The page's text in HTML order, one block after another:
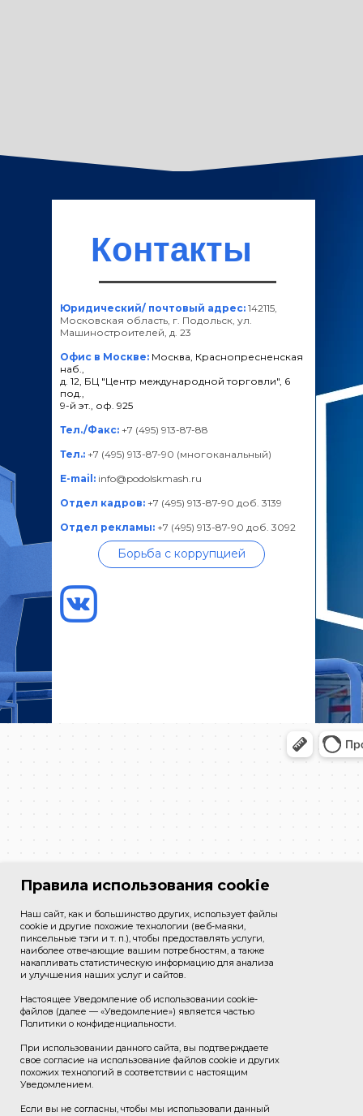
Контакты
Юридический/ почтовый адрес: 142115,
Московская область, г. Подольск, ул.
Машиностроителей, д. 23
Офис в Москве: Москва, Краснопресненская
наб.,
д. 12, БЦ "Центр международной торговли", 6
под.,
9-й эт., оф. 925
Тел./Факс: +7 (495) 913-87-88
Тел.: +7 (495) 913-87-90 (многоканальный)
E-mail: info@podolskmash.ru
Отдел кадров: +7 (495) 913-87-90 доб. 3139
Отдел рекламы: +7 (495) 913-87-90 доб. 3092
Борьба с коррупцией
Правила использования cookie
Наш сайт, как и большинство других, использует файлы
cookie и другие похожие технологии (веб-маяки,
пиксельные тэги и т. п.), чтобы предоставлять услуги,
наиболее отвечающие вашим потребностям, а также
накапливать статистическую информацию для анализа
и улучшения наших услуг и сайтов.
Настоящее Уведомление об использовании cookie-
файлов (далее — «Уведомление») является частью
Политики о конфиденциальности.
При использовании данного сайта, вы подтверждаете
свое согласие на использование файлов cookie и других
похожих технологий в соответствии с настоящим
Уведомлением.
Если вы не согласны, чтобы мы использовали данный